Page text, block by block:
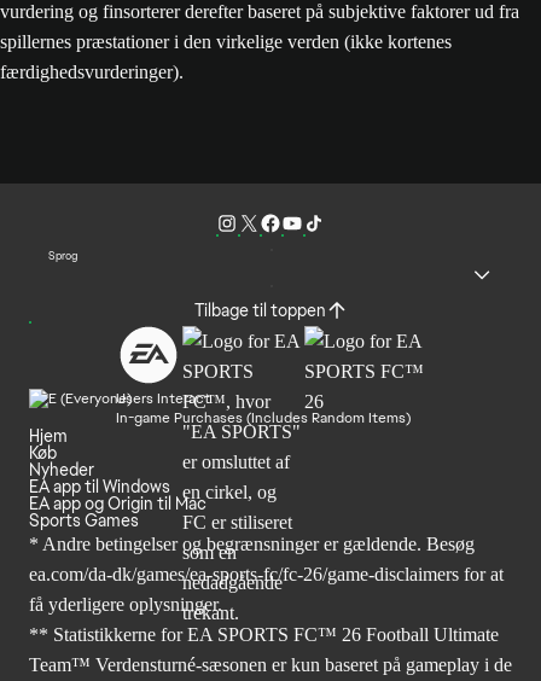
vurdering og finsorterer derefter baseret på subjektive faktorer ud fra
spillernes præstationer i den virkelige verden (ikke kortenes
færdighedsvurderinger).
Sprog
Tilbage til toppen
Users Interact
In-game Purchases (Includes Random Items)
Hjem
Køb
Nyheder
EA app til Windows
EA app og Origin til Mac
Sports Games
* Andre betingelser og begrænsninger er gældende. Besøg
ea.com/da-dk/games/ea-sports-fc/fc-26/game-disclaimers for at
få yderligere oplysninger.
** Statistikkerne for EA SPORTS FC™ 26 Football Ultimate
Team™ Verdensturné-sæsonen er kun baseret på gameplay i de